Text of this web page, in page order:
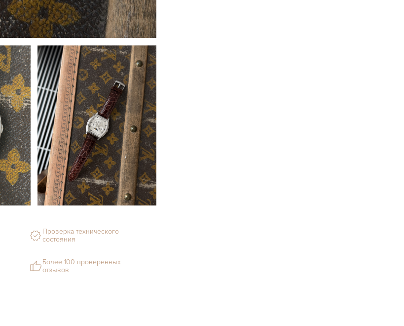
Проверка технического
состояния
Более 100 проверенных
отзывов